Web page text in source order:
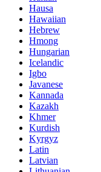
Hausa
Hawaiian
Hebrew
Hmong
Hungarian
Icelandic
Igbo
Javanese
Kannada
Kazakh
Khmer
Kurdish
Kyrgyz
Latin
Latvian